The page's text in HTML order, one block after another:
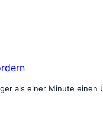
als einer Minute einen